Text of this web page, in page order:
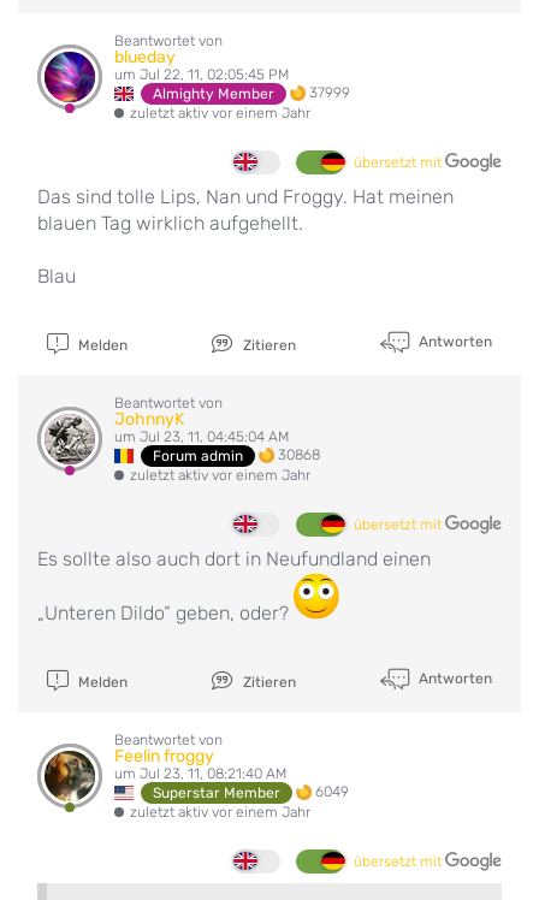
Beantwortet von
blueday
um Jul 22, 11, 02:05:45 PM
Almighty Member
37999
zuletzt aktiv vor einem Jahr
übersetzt mit
Das sind tolle Lips, Nan und Froggy. Hat meinen
blauen Tag wirklich aufgehellt.
Blau
Melden Zitieren Antworten
Beantwortet von
JohnnyK
um Jul 23, 11, 04:45:04 AM
Forum admin
30868
zuletzt aktiv vor einem Jahr
übersetzt mit
Es sollte also auch dort in Neufundland einen
„Unteren Dildo“ geben, oder?
Melden Zitieren Antworten
Beantwortet von
Feelin froggy
um Jul 23, 11, 08:21:40 AM
Superstar Member
6049
zuletzt aktiv vor einem Jahr
übersetzt mit